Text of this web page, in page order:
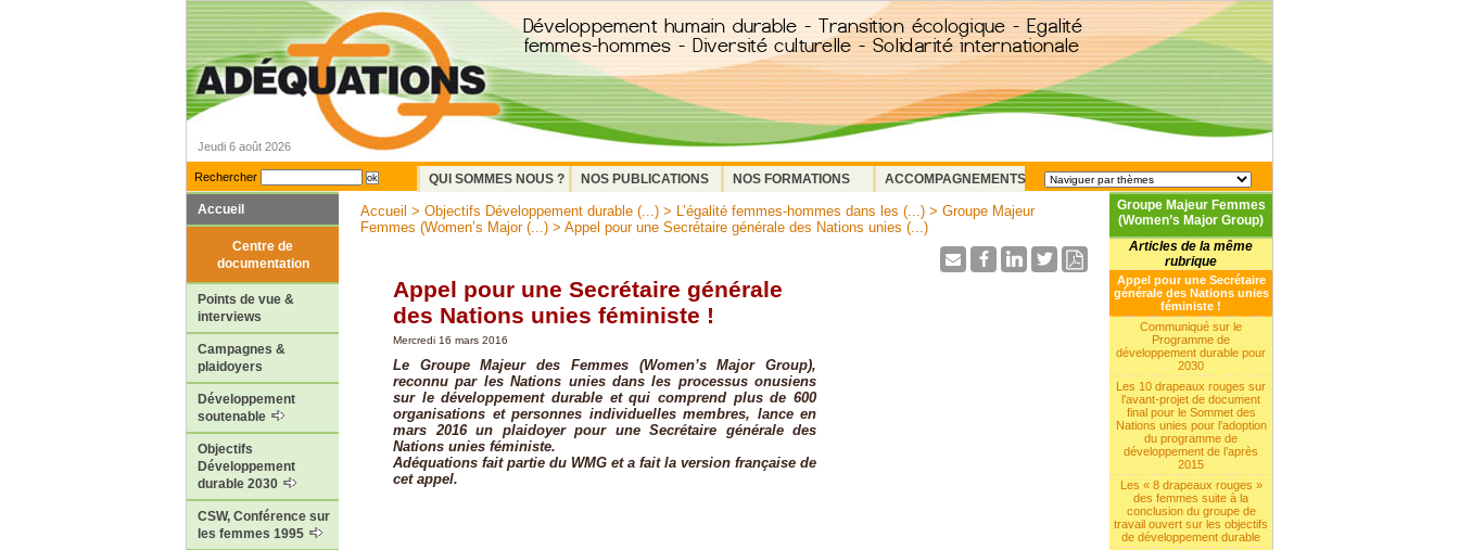
Jeudi 6 août 2026
Rechercher QUI SOMMES NOUS ? NOS PUBLICATIONS NOS FORMATIONS
ACCOMPAGNEMENTS
Accueil
Centre de
documentation
Points de vue &
interviews
Campagnes &
plaidoyers
Développement
soutenable
Objectifs
Développement
durable 2030
CSW, Conférence sur
les femmes 1995
Groupe Majeur Femmes
(Women’s Major Group)
Articles de la même
rubrique
Appel pour une Secrétaire
générale des Nations unies
féministe !
Communiqué sur le
Programme de
développement durable pour
2030
Les 10 drapeaux rouges sur
l’avant-projet de document
final pour le Sommet des
Nations unies pour l’adoption
du programme de
développement de l’après
2015
Les « 8 drapeaux rouges »
des femmes suite à la
conclusion du groupe de
travail ouvert sur les objectifs
de développement durable
Accueil > Objectifs Développement durable (...) > L’égalité femmes-hommes dans les (...) > Groupe Majeur
Femmes (Women’s Major (...) > Appel pour une Secrétaire générale des Nations unies (...)
Appel pour une Secrétaire générale
des Nations unies féministe !
Mercredi 16 mars 2016
Le Groupe Majeur des Femmes (Women’s Major Group),
reconnu par les Nations unies dans les processus onusiens
sur le développement durable et qui comprend plus de 600
organisations et personnes individuelles membres, lance en
mars 2016 un plaidoyer pour une Secrétaire générale des
Nations unies féministe.
Adéquations fait partie du WMG et a fait la version française de
cet appel.